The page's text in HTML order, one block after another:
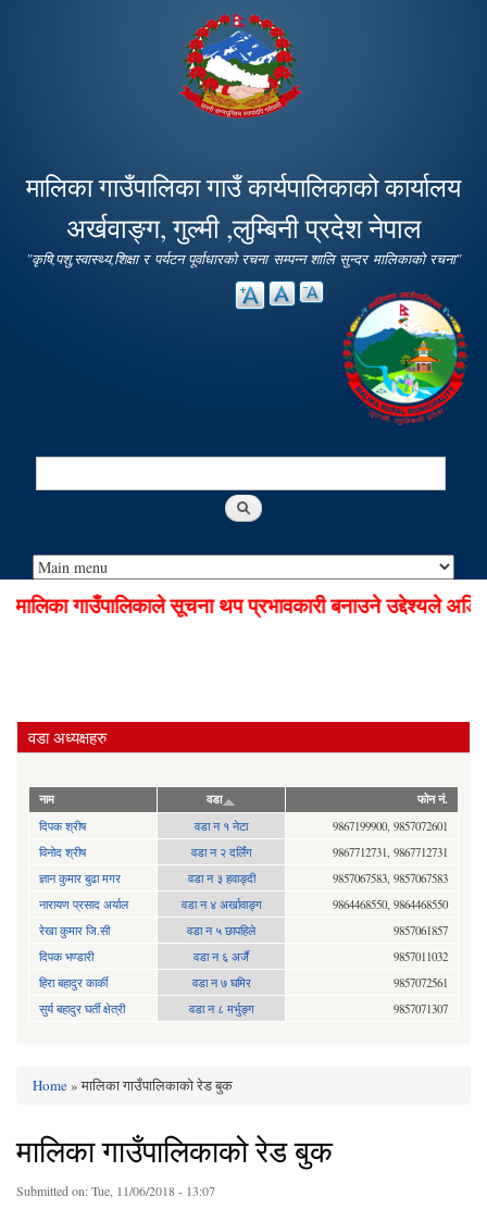
main
content
मालिका गाउँपालिका गाउँ कार्यपालिकाको कार्यालय
अर्खवाङ्ग, गुल्मी ,लुम्बिनी प्रदेश नेपाल
"कृषि,पशु,स्वास्थ्य,शिक्षा र पर्यटन पूर्वाधारको रचना सम्पन्न शालि सुन्दर मालिकाको रचना"
Search
गाउँपालिकाले सूचना थप प्रभावकारी बनाउने उद्देश्यले
वडा अध्यक्षहरु
नाम वडा फोन नं.
दिपक श्रीष वडा न १ नेटा
9867199900, 9857072601
विनोद श्रीष
वडा न २ दर्लिंग
9867712731, 9867712731
ज्ञान कुमार बुढा मगर
वडा न ३ हवाङ्दी
9857067583, 9857067583
नारायण प्रसाद अर्याल
वडा न‍ ४ अर्खावाङ्ग
9864468550, 9864468550
रेखा कुमार जि.सी
वडा न ५ छापहिले
9857061857
दिपक भण्डारी
वडा न ६ अर्जै
9857011032
हिरा बहादुर कार्की
वडा न ७ घमिर
9857072561
सुर्य बहादुर घर्ती क्षेत्री
वडा न ८ मर्भुङ्ग 9857071307
Home» मालिका गाउँपालिकाको रेड बुक
मालिका गाउँपालिकाको रेड बुक
Submitted on:Tue, 11/06/2018 - 13:07